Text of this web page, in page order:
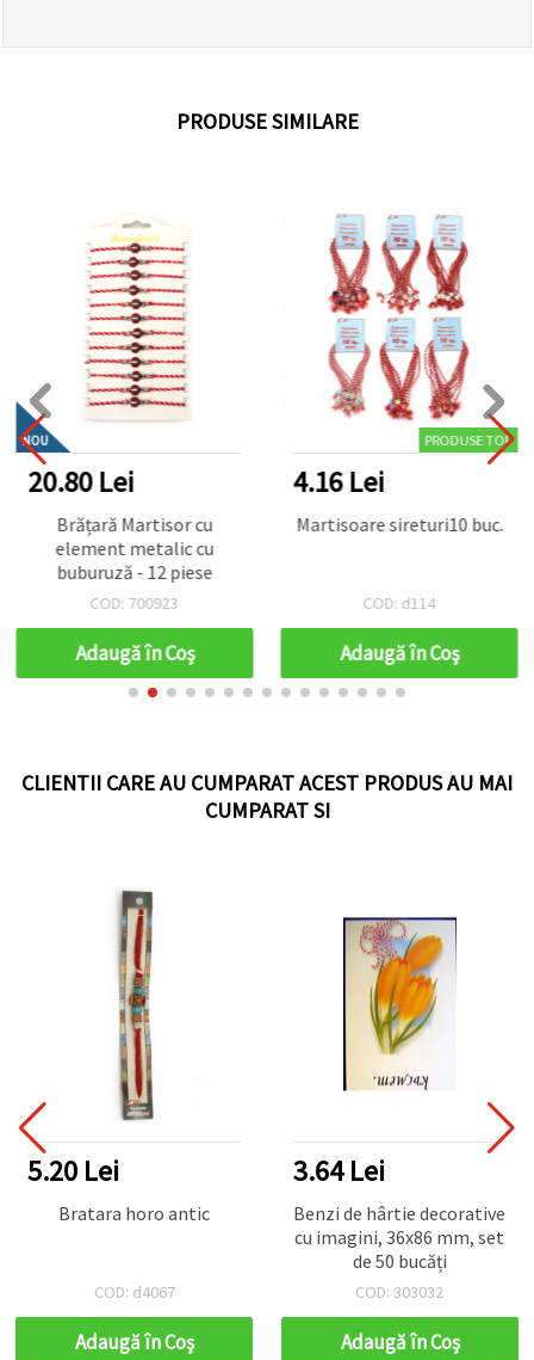
PRODUSE SIMILARE
NOU
20.80 Lei
Brățară Martisor cu
element metalic cu
buburuză - 12 piese
COD: 700923
Adaugă în Coş
PRODUSE TOP
4.16 Lei
Martisoare sireturi10 buc.
COD: d114
Adaugă în Coş
CLIENTII CARE AU CUMPARAT ACEST PRODUS AU MAI
CUMPARAT SI
5.20 Lei
Bratara horo antic
COD: d4067
Adaugă în Coş
3.64 Lei
Benzi de hârtie decorative
cu imagini, 36x86 mm, set
de 50 bucăți
COD: 303032
Adaugă în Coş